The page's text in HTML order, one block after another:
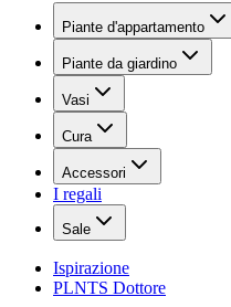
Piante d'appartamento
Piante da giardino
Vasi
Cura
Accessori
I regali
Sale
Ispirazione
PLNTS Dottore